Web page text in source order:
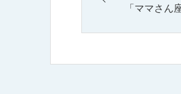
「ママさん